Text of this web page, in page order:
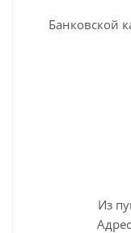
Банковской
Из